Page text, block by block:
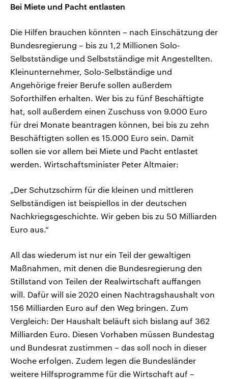
Bei Miete und Pacht entlasten
Die Hilfen brauchen könnten – nach Einschätzung der
Bundesregierung – bis zu 1,2 Millionen Solo-
Selbstständige und Selbstständige mit Angestellten.
Kleinunternehmer, Solo-Selbständige und
Angehörige freier Berufe sollen außerdem
Soforthilfen erhalten. Wer bis zu fünf Beschäftigte
hat, soll außerdem einen Zuschuss von 9.000 Euro
für drei Monate beantragen können, bei bis zu zehn
Beschäftigten sollen es 15.000 Euro sein. Damit
sollen sie vor allem bei Miete und Pacht entlastet
werden. Wirtschaftsminister Peter Altmaier:
„Der Schutzschirm für die kleinen und mittleren
Selbständigen ist beispiellos in der deutschen
Nachkriegsgeschichte. Wir geben bis zu 50 Milliarden
Euro aus.“
All das wiederum ist nur ein Teil der gewaltigen
Maßnahmen, mit denen die Bundesregierung den
Stillstand von Teilen der Realwirtschaft auffangen
will. Dafür will sie 2020 einen Nachtragshaushalt von
156 Milliarden Euro auf den Weg bringen. Zum
Vergleich: Der Haushalt beläuft sich bislang auf 362
Milliarden Euro. Diesen Vorhaben müssen Bundestag
und Bundesrat zustimmen – das soll noch in dieser
Woche erfolgen. Zudem legen die Bundesländer
weitere Hilfsprogramme für die Wirtschaft auf –